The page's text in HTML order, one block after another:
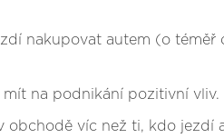
nakupovat autem (o téměř
na podnikání pozitivní vliv.
obchodě víc než ti, kdo jezdí